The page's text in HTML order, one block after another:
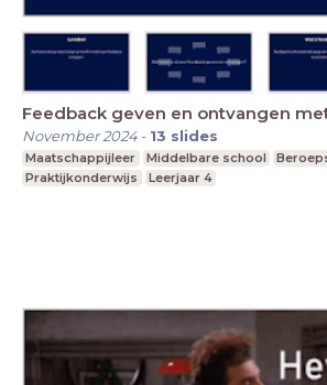
Feedback geven en ontvangen
November 2024- 13 slides
Maatschappijleer Middelbare school
Praktijkonderwijs
Leerjaar 4